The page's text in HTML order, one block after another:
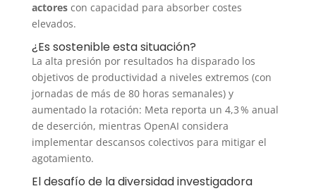
actorescon capacidad para absorber costes
elevados.
¿Es sostenible esta situación?
La alta presión por resultados ha disparado los
objetivos de productividad a niveles extremos (con
jornadas de más de 80 horas semanales) y
aumentado la rotación: Meta reporta un 4,3 % anual
de deserción, mientras OpenAI considera
implementar descansos colectivos para mitigar el
agotamiento.
El desafío de la diversidad investigadora